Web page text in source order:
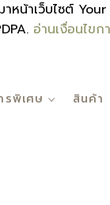
ข้ามาหน้าเว็บ
อ่านเงื่อนไข
รพิเศษ สินค้า